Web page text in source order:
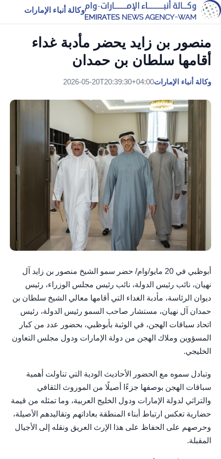
وكالة أنباء الإمارات
منصور بن زايد يحضر مأدبة غداء
أقامها سلطان بن حمدان
وكالة أنباء الإمارات2026-05-20T20:39:30+04:00
أبوظبي في 20 مايو/وام/ حضر سمو الشيخ منصور بن زايد آل
نهيان، نائب رئيس الدولة، نائب رئيس مجلس الوزراء، رئيس
ديوان الرئاسة، مأدبة الغداء التي أقامها معالي الشيخ سلطان بن
حمدان آل نهيان، مستشار صاحب السمو رئيس الدولة، رئيس
اتحاد سباقات الهجن، في الوثبة بأبوظبي، بحضور عدد من كبار
المسؤوين وملاك الهجن من دولة الإمارات ودول مجلس التعاون
الخليجي.
وتبادل سموه مع الحضور الأحاديث الودية التي تناولت أهمية
سباقات الهجن بوصفها جزءًا أصيلًا من الموروث الثقافي
والتراثي لدولة الإمارات ودول الخليج العربية، وما تمثله من قيمة
حضارية تعكس ارتباط أبناء المنطقة بعاداتهم وتقاليدهم الأصيلة،
وحرصهم على الحفاظ على هذا الإرث العريق ونقله إلى الأجيال
المقبلة.